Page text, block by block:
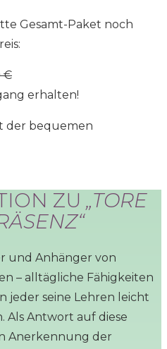
Gesamt-Paket noch
€
erhalten!
der bequemen
ZU „TORE
und Anhänger von
– alltägliche Fähigkeiten
jeder seine Lehren leicht
Als Antwort auf diese
Anerkennung der